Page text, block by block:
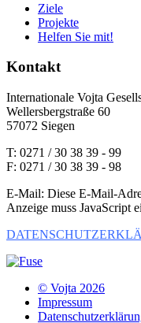
Ziele
Projekte
Helfen Sie mit!
Kontakt
Internationale Vojta
Wellersbergstraße 60
57072 Siegen
T: 0271 / 30 38 39 - 99
F: 0271 / 30 38 39 - 98
E-Mail: Diese E-Mail-
Anzeige muss JavaScript
© Vojta 2026
Impressum